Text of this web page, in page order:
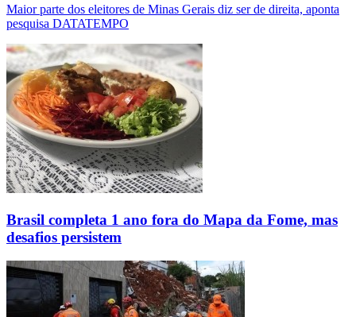
Maior parte dos eleitores de Minas Gerais diz ser de direita, aponta
pesquisa DATATEMPO
Brasil completa 1 ano fora do Mapa da Fome, mas
desafios persistem